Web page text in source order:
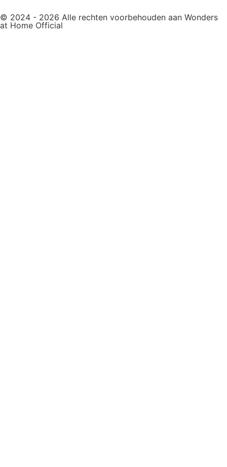
© 2024 - 2026 Alle rechten voorbehouden aan Wonders
at Home Official